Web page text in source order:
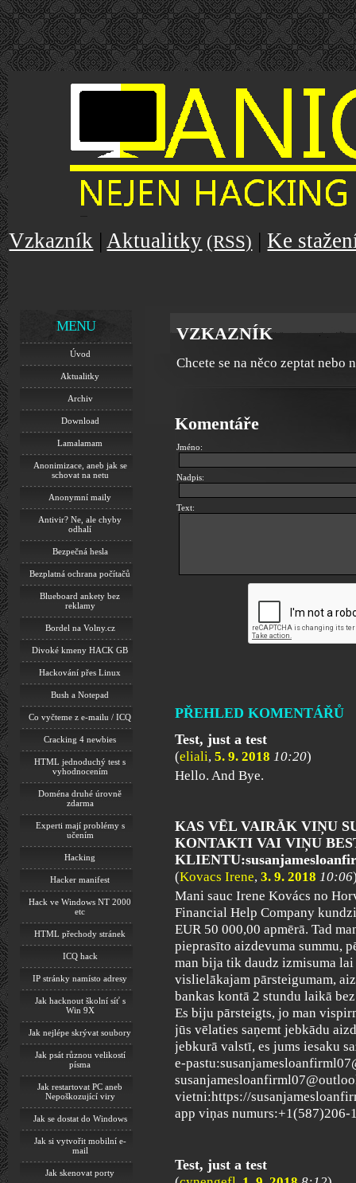
Vzkazník |Aktualitky (RSS) |Ke
MENU
Úvod
Aktualitky
Archiv
Download
Lamalamam
Anonimizace, aneb jak se
schovat na netu
Anonymní maily
Antivir? Ne, ale chyby
odhalí
Bezpečná hesla
Bezplatná ochrana počítačů
Blueboard ankety bez
reklamy
Bordel na Volny.cz
Divoké kmeny HACK GB
Hackování přes Linux
Bush a Notepad
Co vyčteme z e-mailu / ICQ
Cracking 4 newbies
HTML jednoduchý test s
vyhodnocením
Doména druhé úrovně
zdarma
Experti mají problémy s
učením
Hacking
Hacker manifest
Hack ve Windows NT 2000
etc
HTML přechody stránek
ICQ hack
IP stránky namísto adresy
Jak hacknout školní síť s
Win 9X
Jak nejlépe skrývat soubory
Jak psát různou velikostí
písma
Jak restartovat PC aneb
Nepoškozující viry
Jak se dostat do Windows
Jak si vytvořit mobilní e-
mail
Jak skenovat porty
VZKAZNÍK
Chcete se na něco zeptat nebo
Komentáře
Jméno:
Nadpis:
Text:
PŘEHLED KOMENTÁŘŮ
Test, just a test
(eliali, 5. 9. 2018 10:20)
Hello. And Bye.
KAS VĒL VAIRĀK VIŅU
KONTAKTI VAI VIŅU
(Kovacs Irene, 3. 9. 2018 10:06
Mani sauc Irene Kovács no
Financial Help Company
EUR 50 000,00 apmērā. Tad
pieprasīto aizdevuma summu,
man bija tik daudz izmisuma
vislielākajam pārsteigumam,
bankas kontā 2 stundu laikā
Es biju pārsteigts, jo man
jūs vēlaties saņemt jebkādu
jebkurā valstī, es jums iesaku
e-
vietni:https://
app viņas numurs:+1(587)206-
Test, just a test